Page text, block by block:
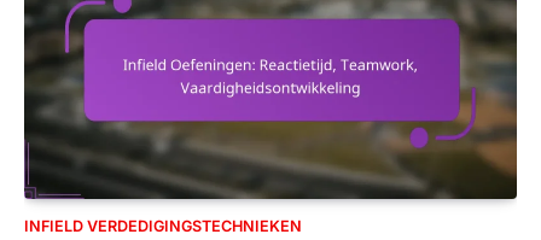
INFIELD VERDEDIGINGSTECHNIEKEN